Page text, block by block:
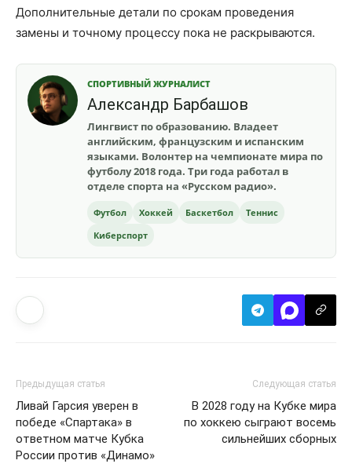
Дополнительные детали по срокам проведения
замены и точному процессу пока не раскрываются.
СПОРТИВНЫЙ ЖУРНАЛИСТ
Александр Барбашов
Лингвист по образованию. Владеет
английским, французским и испанским
языками. Волонтер на чемпионате мира по
футболу 2018 года. Три года работал в
отделе спорта на «Русском радио».
Футбол Хоккей Баскетбол
Теннис
Киберспорт
Предыдущая статья
Ливай Гарсия уверен в
победе «Спартака» в
ответном матче Кубка
России против «Динамо»
Следующая статья
В 2028 году на Кубке мира
по хоккею сыграют восемь
сильнейших сборных